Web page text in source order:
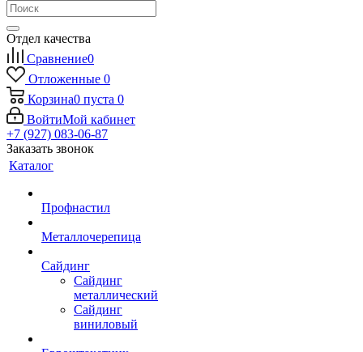
Отдел качества
Сравнение0
Отложенные 0
Корзина0 пуста 0
ВойтиМой кабинет
+7 (927) 083-06-87
Заказать звонок
Каталог
Профнастил
Металлочерепица
Сайдинг
Сайдинг
металлический
Сайдинг
виниловый